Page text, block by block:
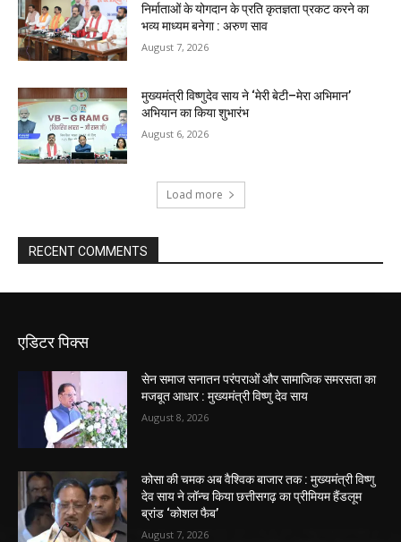
निर्माताओं के योगदान के प्रति कृतज्ञता प्रकट करने का
भव्य माध्यम बनेगा : अरुण साव
August 7, 2026
मुख्यमंत्री विष्णुदेव साय ने ‘मेरी बेटी–मेरा अभिमान’
अभियान का किया शुभारंभ
August 6, 2026
Load more
RECENT COMMENTS
एडिटर पिक्स
सेन समाज सनातन परंपराओं और सामाजिक समरसता का
मजबूत आधार : मुख्यमंत्री विष्णु देव साय
August 8, 2026
कोसा की चमक अब वैश्विक बाजार तक : मुख्यमंत्री विष्णु
देव साय ने लॉन्च किया छत्तीसगढ़ का प्रीमियम हैंडलूम
ब्रांड ‘कोशल फैब’
August 7, 2026